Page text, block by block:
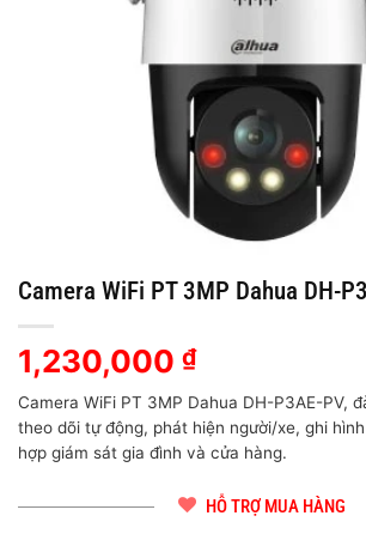
Camera WiFi PT 3MP Dahua DH-
1,230,000 ₫
Camera WiFi PT 3MP Dahua DH-P3AE-PV,
theo dõi tự động, phát hiện người/xe, ghi
hợp giám sát gia đình và cửa hàng.
HỖ TRỢ MUA HÀNG